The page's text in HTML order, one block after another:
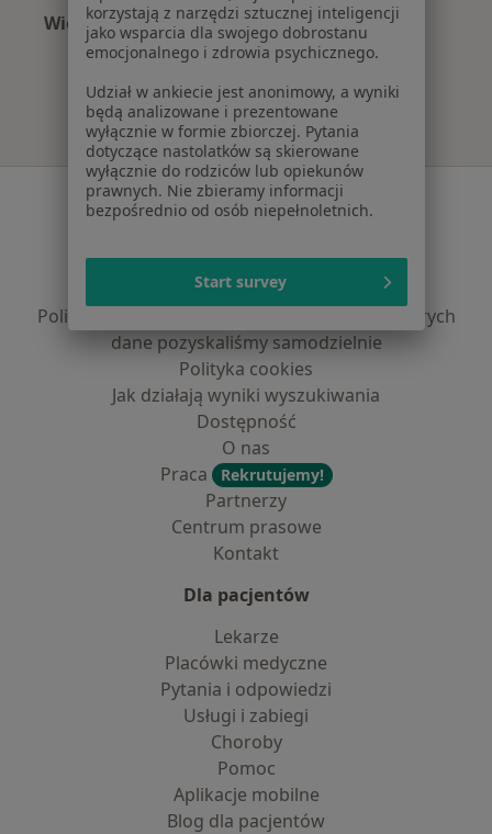
Więcej (2)
Więcej w kategorii: Najczęście leczone choroby
Serwis
Polityka prywatności pacjentów
Polityka prywatności profesjonalistów
Polityka prywatności dla profesjonalistów, których
dane pozyskaliśmy samodzielnie
Polityka cookies
Jak działają wyniki wyszukiwania
Dostępność
O nas
Praca
Rekrutujemy!
Partnerzy
Centrum prasowe
Kontakt
Dla pacjentów
Lekarze
Placówki medyczne
Pytania i odpowiedzi
Usługi i zabiegi
Choroby
Pomoc
Aplikacje mobilne
Blog dla pacjentów
korzystają z narzędzi sztucznej inteligencji
jako wsparcia dla swojego dobrostanu
emocjonalnego i zdrowia psychicznego.
Udział w ankiecie jest anonimowy, a wyniki
będą analizowane i prezentowane
wyłącznie w formie zbiorczej. Pytania
dotyczące nastolatków są skierowane
wyłącznie do rodziców lub opiekunów
prawnych. Nie zbieramy informacji
bezpośrednio od osób niepełnoletnich.
Start survey